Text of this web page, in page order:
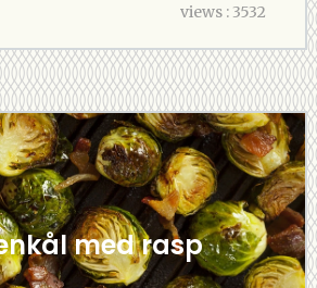
views : 3532
med rasp